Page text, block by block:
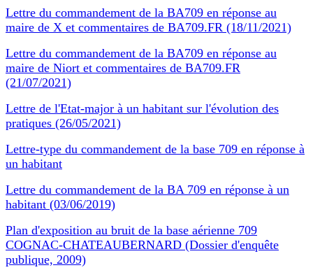
Lettre du commandement de la BA709 en réponse au
maire de X et commentaires de BA709.FR (18/11/2021)
Lettre du commandement de la BA709 en réponse au
maire de Niort et commentaires de BA709.FR
(21/07/2021)
Lettre de l'Etat-major à un habitant sur l'évolution des
pratiques (26/05/2021)
Lettre-type du commandement de la base 709 en réponse à
un habitant
Lettre du commandement de la BA 709 en réponse à un
habitant (03/06/2019)
Plan d'exposition au bruit de la base aérienne 709
COGNAC-CHATEAUBERNARD (Dossier d'enquête
publique, 2009)